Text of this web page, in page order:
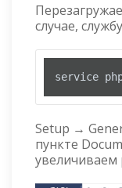
случае,
service
Setup →
пункте
увеличиваем